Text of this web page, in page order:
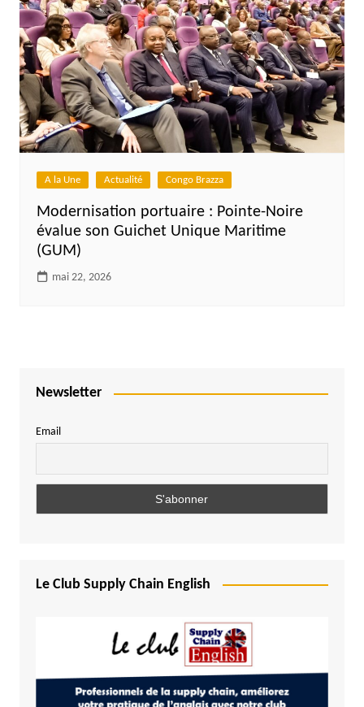
A la Une Actualité Congo Brazza
Modernisation portuaire : Pointe-Noire
évalue son Guichet Unique Maritime
(GUM)
mai 22, 2026
Newsletter
Email
Le Club Supply Chain English